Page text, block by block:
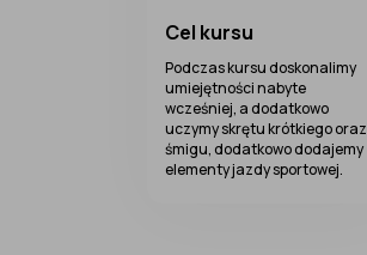
Cel kursu
Podczas kursu doskonalimy
umiejętności nabyte
wcześniej, a dodatkowo
uczymy skrętu krótkiego oraz
śmigu, dodatkowo dodajemy
elementy jazdy sportowej.